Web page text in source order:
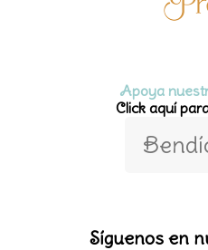
Apoya
Click aquí
Síguenos en